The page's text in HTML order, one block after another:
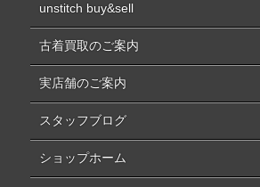
unstitch buy&sell
古着買取のご案内
実店舗のご案内
スタッフブログ
ショップホーム